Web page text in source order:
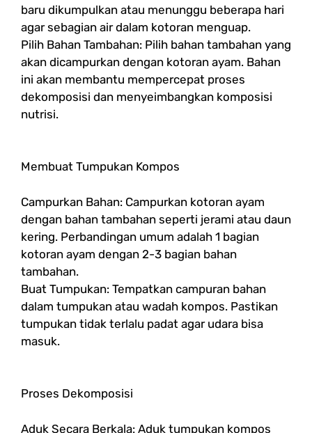
baru dikumpulkan atau menunggu beberapa hari
agar sebagian air dalam kotoran menguap.
Pilih Bahan Tambahan: Pilih bahan tambahan yang
akan dicampurkan dengan kotoran ayam. Bahan
ini akan membantu mempercepat proses
dekomposisi dan menyeimbangkan komposisi
nutrisi.
Membuat Tumpukan Kompos
Campurkan Bahan: Campurkan kotoran ayam
dengan bahan tambahan seperti jerami atau daun
kering. Perbandingan umum adalah 1 bagian
kotoran ayam dengan 2-3 bagian bahan
tambahan.
Buat Tumpukan: Tempatkan campuran bahan
dalam tumpukan atau wadah kompos. Pastikan
tumpukan tidak terlalu padat agar udara bisa
masuk.
Proses Dekomposisi
Aduk Secara Berkala: Aduk tumpukan kompos